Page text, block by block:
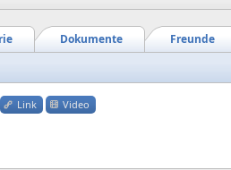
Freunde
Dokumente
Link Video